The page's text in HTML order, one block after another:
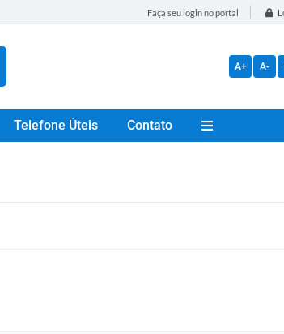
Faça seu login no portal
A+ A-
Telefone Úteis Contato